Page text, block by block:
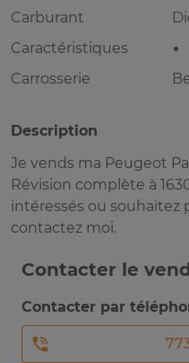
Carburant
Caractéristiques
Carrosserie
Description
Je vends ma Peugeot
Révision complète à
intéressés ou souhaitez
contactez moi.
Contacter le
Contacter par